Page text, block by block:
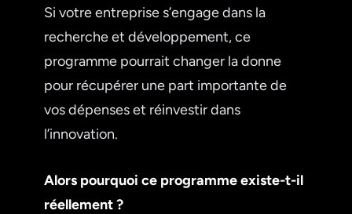
Si votre entreprise s’engage dans la
recherche et développement, ce
programme pourrait changer la donne
pour récupérer une part importante de
vos dépenses et réinvestir dans
l’innovation.
Alors pourquoi ce programme existe-t-il
réellement ?